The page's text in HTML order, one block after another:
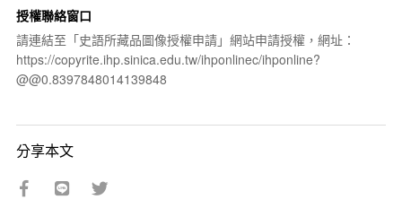
授權聯絡窗口
請連結至「史語所藏品圖像授權申請」網站申請授權，網址：
https://copyrite.ihp.sinica.edu.tw/ihponlinec/ihponline?
@@0.8397848014139848
分享本文